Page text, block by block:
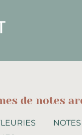
de notes